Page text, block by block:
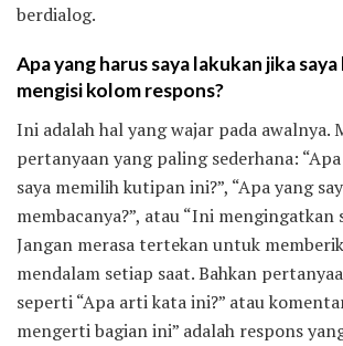
berdialog.
Apa yang harus saya lakukan jika
mengisi kolom respons?
Ini adalah hal yang wajar pada awalnya.
pertanyaan yang paling sederhana:
saya memilih kutipan ini?”, “Apa yang
membacanya?”, atau “Ini mengingatkan
Jangan merasa tertekan untuk
mendalam setiap saat. Bahkan
seperti “Apa arti kata ini?” atau
mengerti bagian ini” adalah respons